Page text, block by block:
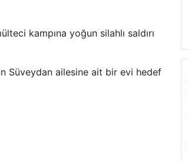
kampına yoğun silahlı saldırı
Süveydan ailesine ait bir evi hedef